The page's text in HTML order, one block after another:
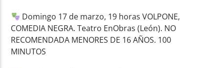
Domingo 17 de marzo, 19 horas VOLPONE,
COMEDIA NEGRA. Teatro EnObras (León). NO
RECOMENDADA MENORES DE 16 AÑOS. 100
MINUTOS